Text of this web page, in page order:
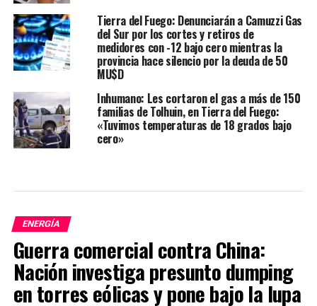
Tierra del Fuego: Denunciarán a Camuzzi Gas
del Sur por los cortes y retiros de
medidores con -12 bajo cero mientras la
provincia hace silencio por la deuda de 50
MU$D
Inhumano: Les cortaron el gas a más de 150
familias de Tolhuin, en Tierra del Fuego:
«Tuvimos temperaturas de 18 grados bajo
cero»
ENERGÍA
Guerra comercial contra China:
Nación investiga presunto dumping
en torres eólicas y pone bajo la lupa